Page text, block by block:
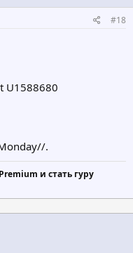
#18
U1588680
.
и стать гуру